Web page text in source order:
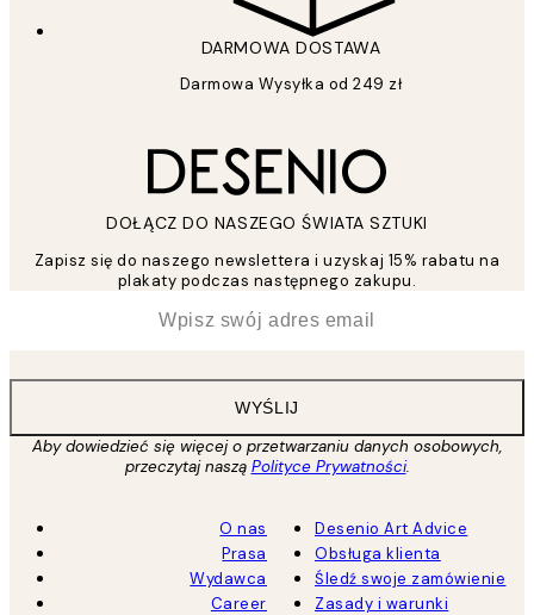
DARMOWA DOSTAWA
Darmowa Wysyłka od 249 zł
DOŁĄCZ DO NASZEGO ŚWIATA SZTUKI
Zapisz się do naszego newslettera i uzyskaj 15% rabatu na
plakaty podczas następnego zakupu.
WYŚLIJ
Aby dowiedzieć się więcej o przetwarzaniu danych osobowych,
przeczytaj naszą Polityce Prywatności.
O nas
Prasa
Wydawca
Career
Desenio Art Advice
Obsługa klienta
Śledź swoje zamówienie
Zasady i warunki